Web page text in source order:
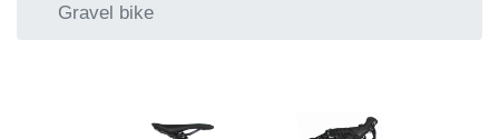
Gravel bike